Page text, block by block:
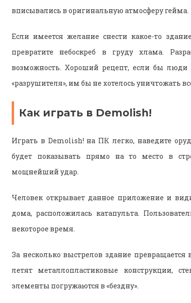
вписывались в оригинальную атмосферу гейма.
Если имеется желание снести какое-то
превратите небоскреб в груду хлама.
возможность. Хороший рецепт, если бы
«разрушителя», им бы не хотелось уничтожать
Как играть в Demolish!
Играть в Demolish! на ПК легко, наведите
будет показывать прямо на то место в
мощнейший удар.
Человек открывает данное приложение и
дома, расположилась катапульта.
некоторое время.
За несколько выстрелов здание
летят металлопластиковые конструкции,
элементы погружаются в «бездну».